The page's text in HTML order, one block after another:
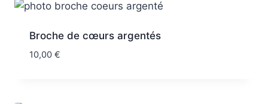
Broche de cœurs argentés
10,00 €